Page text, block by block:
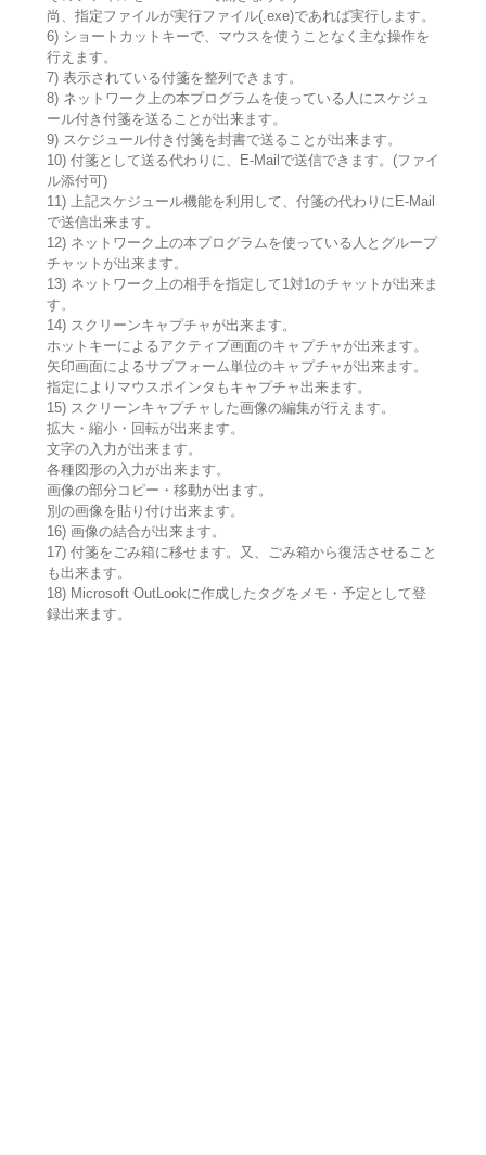
尚、指定ファイルが実行ファイル(.exe)であれば実行します。
6) ショートカットキーで、マウスを使うことなく主な操作を
行えます。
7) 表示されている付箋を整列できます。
8) ネットワーク上の本プログラムを使っている人にスケジュ
ール付き付箋を送ることが出来ます。
9) スケジュール付き付箋を封書で送ることが出来ます。
10) 付箋として送る代わりに、E-Mailで送信できます。(ファイ
ル添付可)
11) 上記スケジュール機能を利用して、付箋の代わりにE-Mail
で送信出来ます。
12) ネットワーク上の本プログラムを使っている人とグループ
チャットが出来ます。
13) ネットワーク上の相手を指定して1対1のチャットが出来ま
す。
14) スクリーンキャプチャが出来ます。
ホットキーによるアクティブ画面のキャプチャが出来ます。
矢印画面によるサブフォーム単位のキャプチャが出来ます。
指定によりマウスポインタもキャプチャ出来ます。
15) スクリーンキャプチャした画像の編集が行えます。
拡大・縮小・回転が出来ます。
文字の入力が出来ます。
各種図形の入力が出来ます。
画像の部分コピー・移動が出ます。
別の画像を貼り付け出来ます。
16) 画像の結合が出来ます。
17) 付箋をごみ箱に移せます。又、ごみ箱から復活させること
も出来ます。
18) Microsoft OutLookに作成したタグをメモ・予定として登
録出来ます。